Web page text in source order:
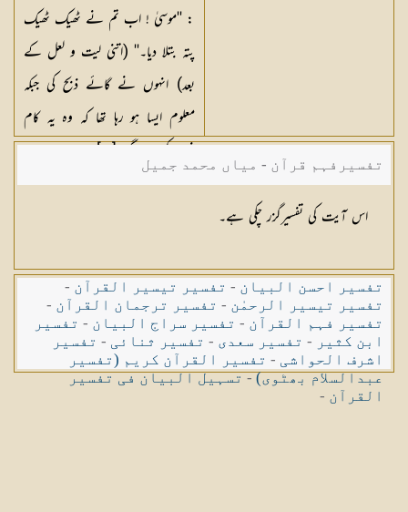
: ''موسیٰ ! اب تم نے ٹھیک ٹھیک
پتہ بتلا دیا۔'' (اتنی لیت و لعل کے
بعد) انہوں نے گائے ذبح کی جبکہ
معلوم ایسا ہو رہا تھا کہ وہ یہ کام
نہیں کریں گے۔[٨٥]
تفسیرفہم قرآن - میاں محمد جمیل
اس آیت کی تفسیرگزر چکی ہے۔
تفسیر احسن البیان - تفسیر تیسیر القرآن -
تفسیر تیسیر الرحمٰن - تفسیر ترجمان القرآن -
تفسیر فہم القرآن - تفسیر سراج البیان - تفسیر
ابن کثیر - تفسیر سعدی - تفسیر ثنائی - تفسیر
اشرف الحواشی - تفسیر القرآن کریم (تفسیر
عبدالسلام بھٹوی)-تسہیل البیان فی تفسیر
القرآن -